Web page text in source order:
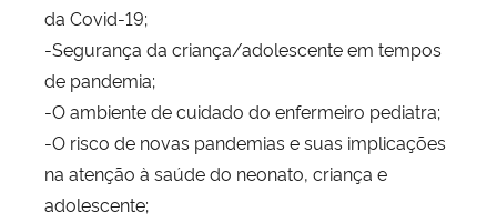
da Covid-19;
-Segurança da criança/adolescente em tempos
de pandemia;
-O ambiente de cuidado do enfermeiro pediatra;
-O risco de novas pandemias e suas implicações
na atenção à saúde do neonato, criança e
adolescente;